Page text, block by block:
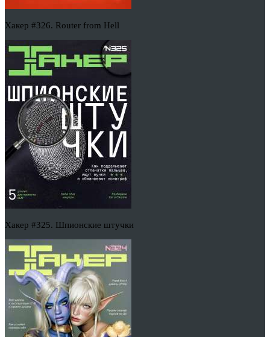
Хакер #326. Router from Hell
Хакер #325. Шпионские штучки